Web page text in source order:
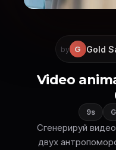
by G Gold
Video
9s
Сгенерируй
двух